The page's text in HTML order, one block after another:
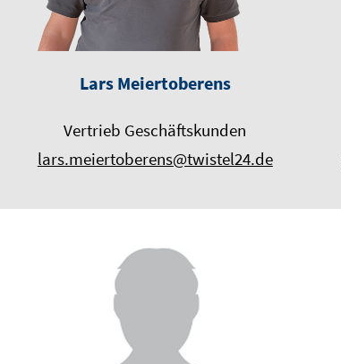
Lars Meiertoberens
Vertrieb Geschäftskunden
lars.meiertoberens@twistel24.de